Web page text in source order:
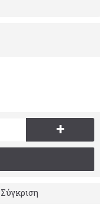
+
Σύγκριση